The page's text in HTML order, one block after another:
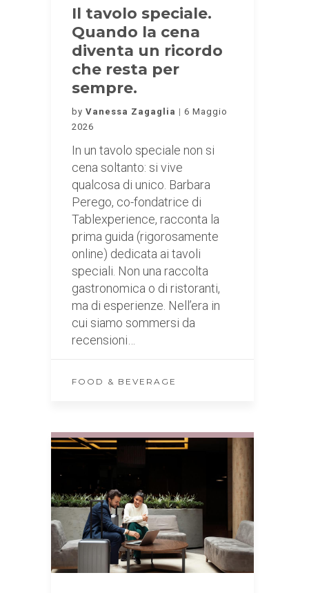
Il tavolo speciale.
Quando la cena
diventa un ricordo
che resta per
sempre.
by Vanessa Zagaglia
6 Maggio
2026
In un tavolo speciale non si
cena soltanto: si vive
qualcosa di unico. Barbara
Perego, co-fondatrice di
Tablexperience, racconta la
prima guida (rigorosamente
online) dedicata ai tavoli
speciali. Non una raccolta
gastronomica o di ristoranti,
ma di esperienze. Nell’era in
cui siamo sommersi da
recensioni…
FOOD & BEVERAGE